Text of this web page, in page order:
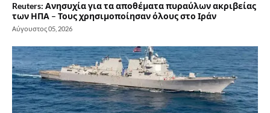
Reuters: Ανησυχία για τα αποθέματα πυραύλων ακριβείας
των ΗΠΑ – Τους χρησιμοποίησαν όλους στο Ιράν
Αύγουστος 05, 2026